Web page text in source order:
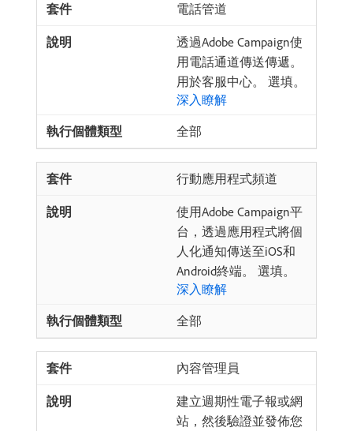
電話管道
透過Adobe Campaign使
用電話通道傳送傳遞。
用於客服中心。 選填。
深入瞭解
全部
行動應用程式頻道
使用Adobe Campaign平
台，透過應用程式將個
人化通知傳送至iOS和
Android終端。 選填。
深入瞭解
全部
內容管理員
建立週期性電子報或網
站，然後驗證並發佈您